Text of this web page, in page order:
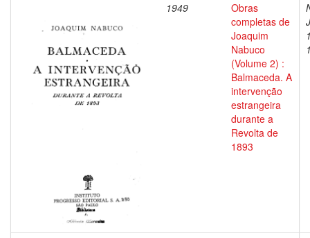
1949
Obras
completas de
Joaquim
Nabuco
(Volume 2) :
Balmaceda. A
intervenção
estrangeira
durante a
Revolta de
1893